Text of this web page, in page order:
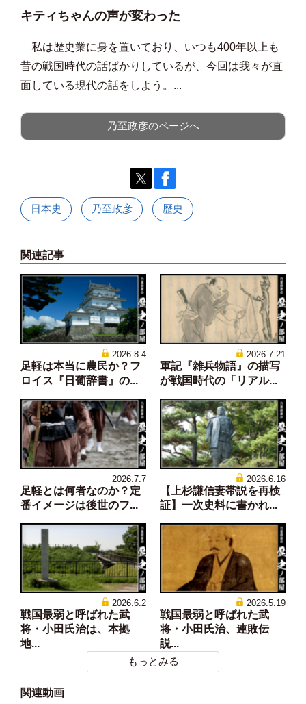
キティちゃんの声が変わった
私は歴史業に身を置いており、いつも400年以上も
昔の戦国時代の話ばかりしているが、今回は我々が直
面している現代の話をしよう。...
乃至政彦のページへ
日本史 乃至政彦 歴史
関連記事
2026.8.4
足軽は本当に農民か？フ
ロイス『日葡辞書』の...
2026.7.21
軍記『雑兵物語』の描写
が戦国時代の「リアル...
2026.7.7
足軽とは何者なのか？定
番イメージは後世のフ...
2026.6.16
【上杉謙信妻帯説を再検
証】一次史料に書かれ...
2026.6.2
戦国最弱と呼ばれた武
将・小田氏治は、本拠
地...
2026.5.19
戦国最弱と呼ばれた武
将・小田氏治、連敗伝
説...
もっとみる
関連動画